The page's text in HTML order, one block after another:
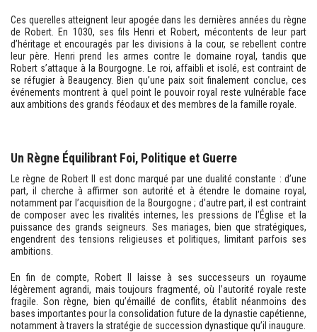
Ces querelles atteignent leur apogée dans les dernières années du règne
de Robert. En 1030, ses fils Henri et Robert, mécontents de leur part
d’héritage et encouragés par les divisions à la cour, se rebellent contre
leur père. Henri prend les armes contre le domaine royal, tandis que
Robert s’attaque à la Bourgogne. Le roi, affaibli et isolé, est contraint de
se réfugier à Beaugency. Bien qu’une paix soit finalement conclue, ces
événements montrent à quel point le pouvoir royal reste vulnérable face
aux ambitions des grands féodaux et des membres de la famille royale.
Un Règne Équilibrant Foi, Politique et Guerre
Le règne de Robert II est donc marqué par une dualité constante : d’une
part, il cherche à affirmer son autorité et à étendre le domaine royal,
notamment par l’acquisition de la Bourgogne ; d’autre part, il est contraint
de composer avec les rivalités internes, les pressions de l’Église et la
puissance des grands seigneurs. Ses mariages, bien que stratégiques,
engendrent des tensions religieuses et politiques, limitant parfois ses
ambitions.
En fin de compte, Robert II laisse à ses successeurs un royaume
légèrement agrandi, mais toujours fragmenté, où l’autorité royale reste
fragile. Son règne, bien qu’émaillé de conflits, établit néanmoins des
bases importantes pour la consolidation future de la dynastie capétienne,
notamment à travers la stratégie de succession dynastique qu’il inaugure.